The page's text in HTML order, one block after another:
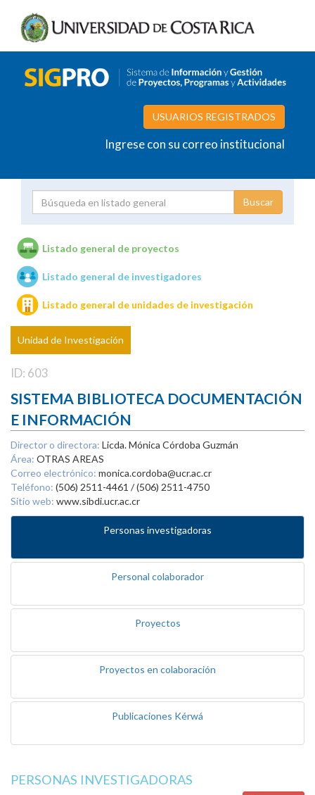
USUARIOS REGISTRADOS
Ingrese con su correo institucional
Unidades de investigación
Listado general de proyectos
Listado general de investigadores
Listado general de unidades de investigación
Unidad de Investigación
ID: 603
SISTEMA BIBLIOTECA DOCUMENTACIÓN
E INFORMACIÓN
Director o directora: Licda. Mónica Córdoba Guzmán
Área: OTRAS AREAS
Correo electrónico: monica.cordoba@ucr.ac.cr
Teléfono: (506) 2511-4461 / (506) 2511-4750
Sitio web: www.sibdi.ucr.ac.cr
Personas investigadoras
Personal colaborador
Proyectos
Proyectos en colaboración
Publicaciones Kérwá
PERSONAS INVESTIGADORAS